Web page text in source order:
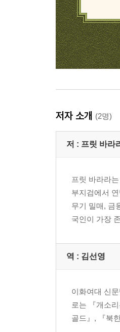
저자 소개 (2명)
저 : 프릿 바라
프릿 바라라
부지검에서
무기 밀매, 금
국인이 가장
역 : 김선영
이화여대 신
로는 『개소
골드』, 『북